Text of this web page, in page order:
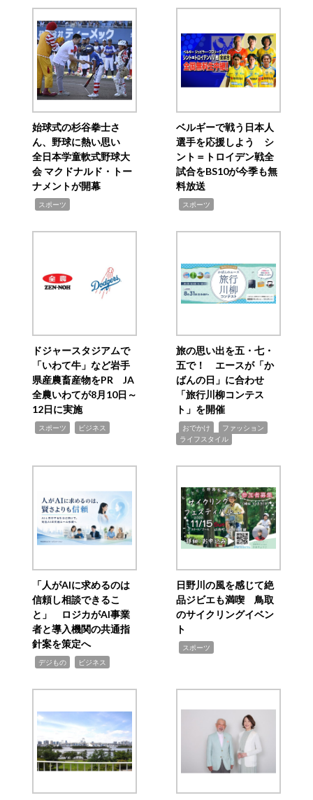
始球式の杉谷拳士さ
ん、野球に熱い思い
全日本学童軟式野球大
会 マクドナルド・トー
ナメントが開幕
スポーツ
ベルギーで戦う日本人
選手を応援しよう シ
ント＝トロイデン戦全
試合をBS10が今季も無
料放送
スポーツ
ドジャースタジアムで
「いわて牛」など岩手
県産農畜産物をPR JA
全農いわてが8月10日～
12日に実施
スポーツ ビジネス
旅の思い出を五・七・
五で！ エースが「か
ばんの日」に合わせ
「旅行川柳コンテス
ト」を開催
おでかけ ファッション
ライフスタイル
「人がAIに求めるのは
信頼し相談できるこ
と」 ロジカがAI事業
者と導入機関の共通指
針案を策定へ
デジもの ビジネス
日野川の風を感じて絶
品ジビエも満喫 鳥取
のサイクリングイベン
ト
スポーツ